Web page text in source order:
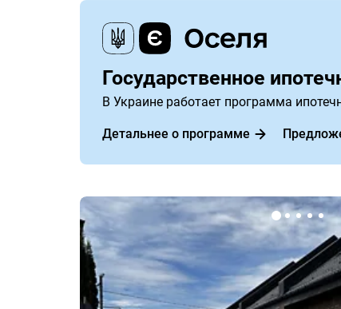
Государственное
В Украине работает программа
Детальнее о программе